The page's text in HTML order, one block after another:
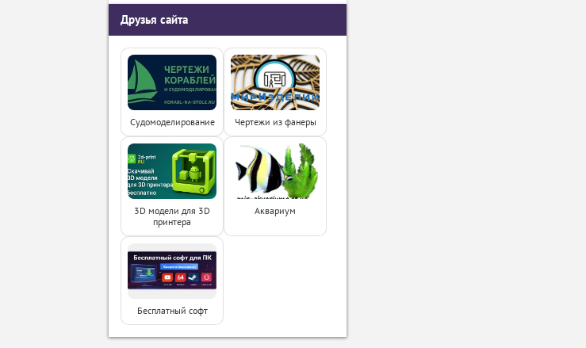
Друзья сайта
Судомоделирование Чертежи из фанеры
3D модели для 3D
принтера
Аквариум
Бесплатный софт